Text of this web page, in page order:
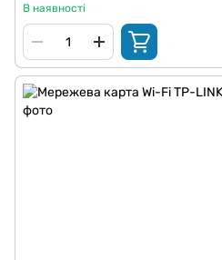
В наявності